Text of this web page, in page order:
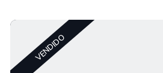
VENDIDO